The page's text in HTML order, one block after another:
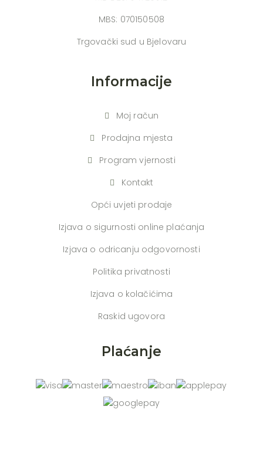
MBS: 070150508
Trgovački sud u Bjelovaru
Informacije
Moj račun
Prodajna mjesta
Program vjernosti
Kontakt
Opći uvjeti prodaje
Izjava o sigurnosti online plaćanja
Izjava o odricanju odgovornosti
Politika privatnosti
Izjava o kolačićima
Raskid ugovora
Plaćanje